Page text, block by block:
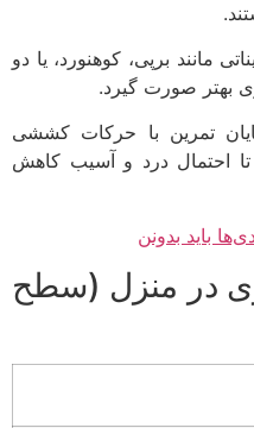
برپی، کوهنورد، یا دو
صورت گیرد.
تمرین با حرکات کششی
درد و آسیب کاهش
در منزل (سطح